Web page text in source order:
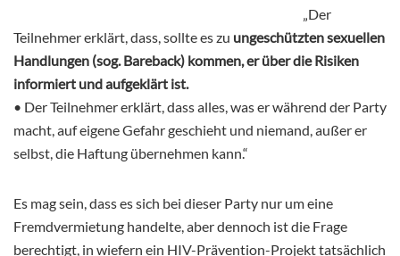
„Der
Teilnehmer erklärt, dass, sollte es zu ungeschützten sexuellen
Handlungen (sog. Bareback) kommen, er über die Risiken
informiert und aufgeklärt ist.
• Der Teilnehmer erklärt, dass alles, was er während der Party
macht, auf eigene Gefahr geschieht und niemand, außer er
selbst, die Haftung übernehmen kann.“
Es mag sein, dass es sich bei dieser Party nur um eine
Fremdvermietung handelte, aber dennoch ist die Frage
berechtigt, in wiefern ein HIV-Prävention-Projekt tatsächlich